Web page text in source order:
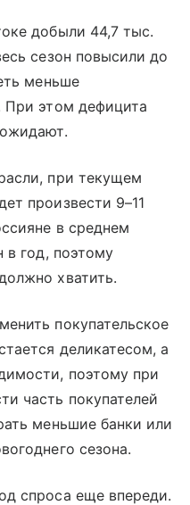
добыли 44,7 тыс.
сезон повысили до
меньше
При этом дефицита
при текущем
произвести 9–11
в среднем
в год, поэтому
хватить.
покупательское
деликатесом, а
поэтому при
часть покупателей
меньшие банки или
сезона.
спроса еще впереди.